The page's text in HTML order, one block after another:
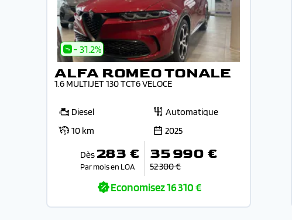
- 31.2%
ALFA ROMEO TONALE
1.6 MULTIJET 130 TCT6 VELOCE
Diesel
Automatique
10 km
2025
Dès 283 €
Par mois en LOA
35 990 €
52 300 €
Economisez16 310 €